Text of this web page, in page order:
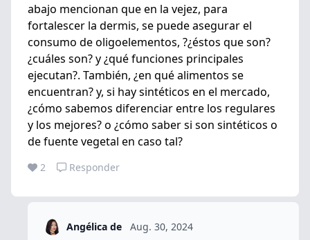
abajo mencionan que en la vejez, para
fortalescer la dermis, se puede asegurar el
consumo de oligoelementos, ?¿éstos que son?
¿cuáles son? y ¿qué funciones principales
ejecutan?. También, ¿en qué alimentos se
encuentran? y, si hay sintéticos en el mercado,
¿cómo sabemos diferenciar entre los regulares
y los mejores? o ¿cómo saber si son sintéticos o
de fuente vegetal en caso tal?
2 Responder
Angélica de Aug. 30, 2024